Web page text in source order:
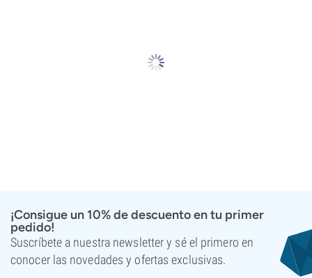
¡Consigue un 10% de descuento en tu primer
pedido!
Suscríbete a nuestra newsletter y sé el primero en
conocer las novedades y ofertas exclusivas.